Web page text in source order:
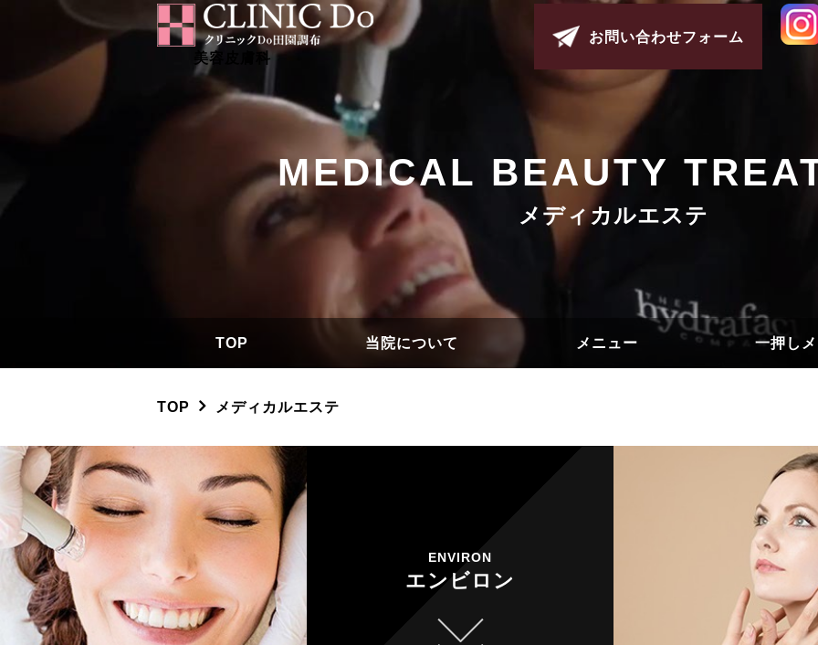
美容皮膚科
お問い合わせフォーム
TOP 当院について
クリニック紹介
メニュー 一押し
MEDICAL BEAUTY
メディカルエステ
TOP メディカルエステ
ENVIRON
エンビロン